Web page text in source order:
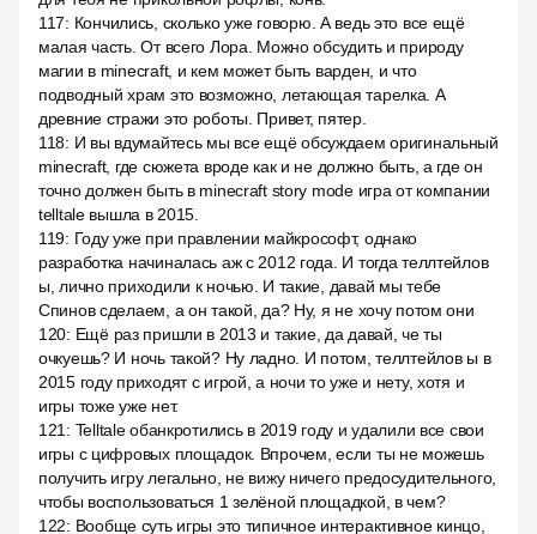
117: Кончились, сколько уже говорю. А ведь это все ещё
малая часть. От всего Лора. Можно обсудить и природу
магии в minecraft, и кем может быть варден, и что
подводный храм это возможно, летающая тарелка. А
древние стражи это роботы. Привет, пятер.
118: И вы вдумайтесь мы все ещё обсуждаем оригинальный
minecraft, где сюжета вроде как и не должно быть, а где он
точно должен быть в minecraft story mode игра от компании
telltale вышла в 2015.
119: Году уже при правлении майкрософт, однако
разработка начиналась аж с 2012 года. И тогда теллтейлов
ы, лично приходили к ночью. И такие, давай мы тебе
Спинов сделаем, а он такой, да? Ну, я не хочу потом они
120: Ещё раз пришли в 2013 и такие, да давай, че ты
очкуешь? И ночь такой? Ну ладно. И потом, теллтейлов ы в
2015 году приходят с игрой, a ночи то уже и нету, хотя и
игры тоже уже нет.
121 : Telltale обанкротились в 2019 году и удалили все свои
игры с цифровых площадок. Впрочем, если ты не можешь
получить игру легально, не вижу ничего предосудительного,
чтобы воспользоваться 1 зелёной площадкой, в чем?
122: Вообще суть игры это типичное интерактивное кинцо,